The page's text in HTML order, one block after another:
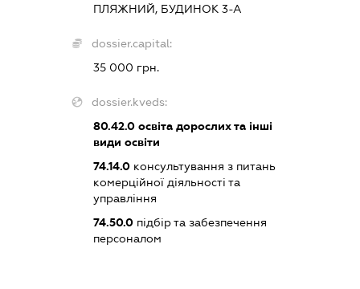
ПЛЯЖНИЙ, БУДИНОК 3-А
dossier.capital:
35 000 грн.
dossier.kveds:
80.42.0освіта дорослих та інші
види освіти
74.14.0консультування з питань
комерційної діяльності та
управління
74.50.0підбір та забезпечення
персоналом